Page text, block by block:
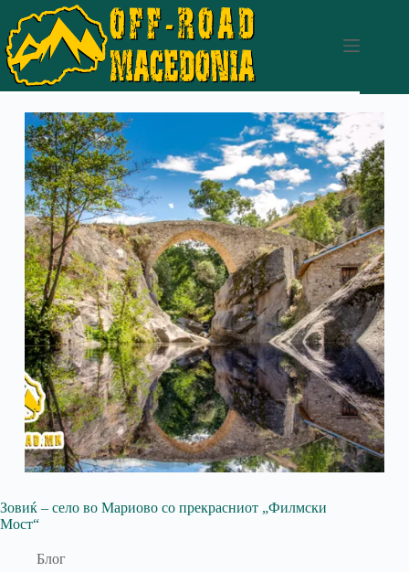
Зовиќ – село во Мариово со прекрасниот „Филмски
Мост“
Блог